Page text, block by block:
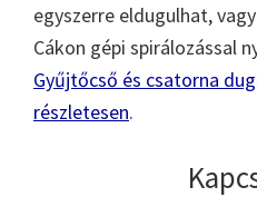
egyszerre eldugulhat,
Cákon gépi spirálozással
Gyűjtőcső és csatorna
részletesen.